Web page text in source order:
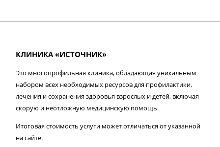
КЛИНИКА «ИСТОЧНИК»
Это многопрофильная клиника, обладающая уникальным
набором всех необходимых ресурсов для профилактики,
лечения и сохранения здоровья взрослых и детей, включая
скорую и неотложную медицинскую помощь.
Итоговая стоимость услуги может отличаться от указанной
на сайте.